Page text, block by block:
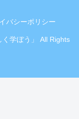
バシーポリシー
学ぼう」 All Rights